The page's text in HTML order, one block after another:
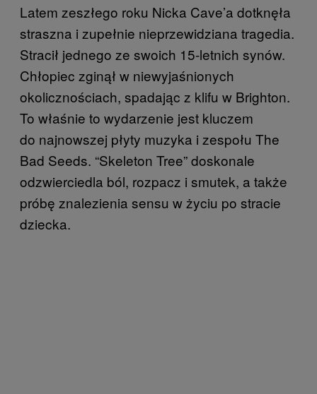
Latem zeszłego roku Nicka Cave’a dotknęła
straszna i zupełnie nieprzewidziana tragedia.
Stracił jednego ze swoich 15-letnich synów.
Chłopiec zginął w niewyjaśnionych
okolicznościach, spadając z klifu w Brighton.
To właśnie to wydarzenie jest kluczem
do najnowszej płyty muzyka i zespołu The
Bad Seeds. “Skeleton Tree” doskonale
odzwierciedla ból, rozpacz i smutek, a także
próbę znalezienia sensu w życiu po stracie
dziecka.